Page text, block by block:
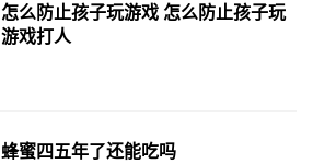
怎么防止孩子玩游戏 怎么防止孩子玩
游戏打人
蜂蜜四五年了还能吃吗